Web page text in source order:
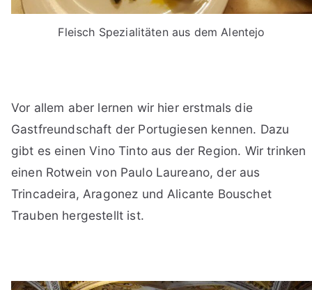
Fleisch Spezialitäten aus dem Alentejo
Vor allem aber lernen wir hier erstmals die
Gastfreundschaft der Portugiesen kennen. Dazu
gibt es einen Vino Tinto aus der Region. Wir trinken
einen Rotwein von Paulo Laureano, der aus
Trincadeira, Aragonez und Alicante Bouschet
Trauben hergestellt ist.